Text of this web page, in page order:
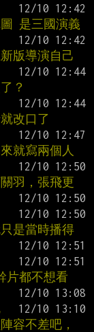
是三國演義
版導演自己
？
改口了
就寫兩個人
羽，張飛更
是當時播得
片都不想看
容不差吧，